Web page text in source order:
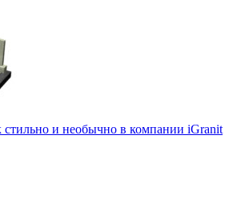
и необычно в компании iGranit